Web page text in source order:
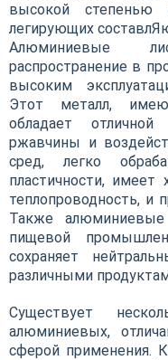
высокой степенью
легирующих
Алюминиевые
распространение в
высоким
Этот металл,
обладает
ржавчины и
сред, легко
пластичности,
теплопроводность, и
Также
пищевой
сохраняет
различными
Существует
алюминиевых,
сферой применения.